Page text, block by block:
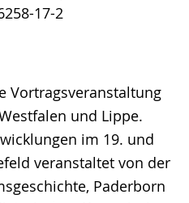
17-2
Vortragsveranstaltung
und Lippe.
im 19. und
veranstaltet von der
Paderborn